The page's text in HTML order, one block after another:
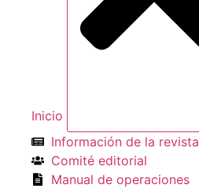
Inicio
Información de la revista
Comité editorial
Manual de operaciones